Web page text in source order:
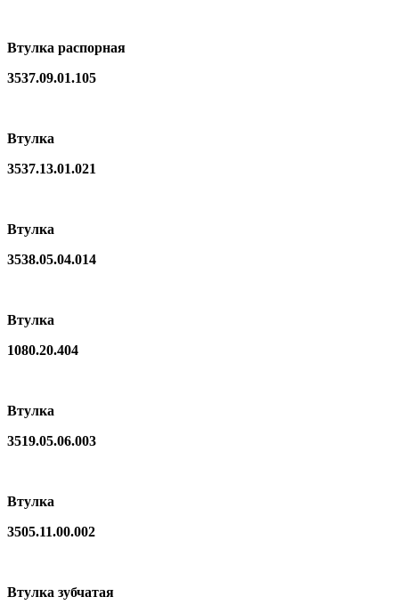
Втулка распорная
3537.09.01.105
Втулка
3537.13.01.021
Втулка
3538.05.04.014
Втулка
1080.20.404
Втулка
3519.05.06.003
Втулка
3505.11.00.002
Втулка зубчатая